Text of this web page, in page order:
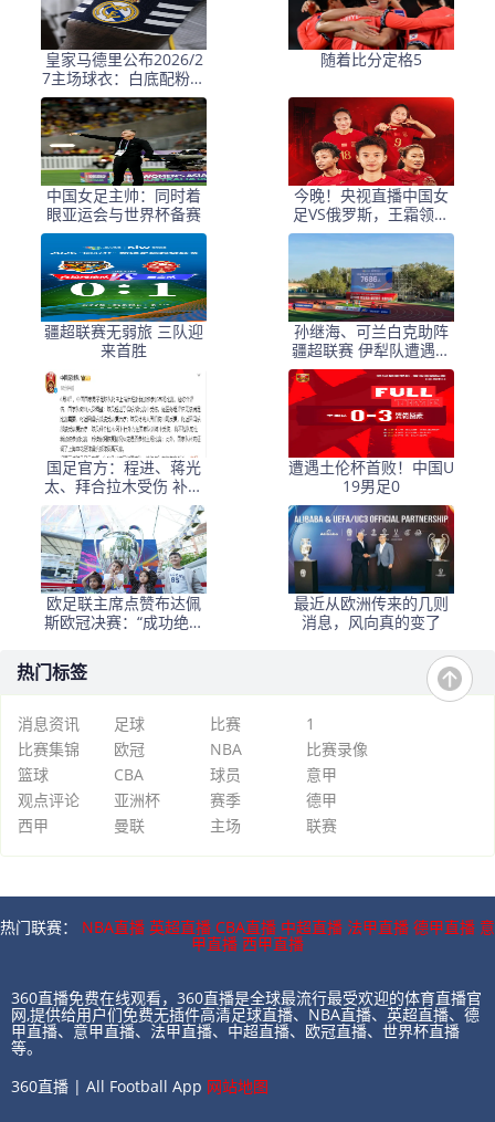
皇家马德里公布2026/2
7主场球衣：白底配粉与
深绿，桑巴·科纳特与邓
弗里斯转会传闻添热点
随着比分定格5
中国女足主帅：同时着
眼亚运会与世界杯备赛
今晚！央视直播中国女
足VS俄罗斯，王霜领衔
出战，古雅沙举办退役
仪式
疆超联赛无弱旅 三队迎
来首胜
孙继海、可兰白克助阵
疆超联赛 伊犁队遭遇世
界波绝平
国足官方：程进、蒋光
太、拜合拉木受伤 补招
遭遇土伦杯首败！中国U
19男足0
欧足联主席点赞布达佩
斯欧冠决赛：“成功绝非
最近从欧洲传来的几则
消息，风向真的变了
热门标签
消息资讯 足球 比赛
1
比赛集锦
欧冠 NBA
比赛录像
篮球
CBA 球员
意甲
观点评论
亚洲杯 赛季
德甲
西甲
曼联 主场 联赛
热门联赛： NBA直播 英超直播 CBA直播 中超直播 法甲直播 德甲直播 意
甲直播 西甲直播
360直播免费在线观看，360直播是全球最流行最受欢迎的体育直播官
网,提供给用户们免费无插件高清足球直播、NBA直播、英超直播、德
甲直播、意甲直播、法甲直播、中超直播、欧冠直播、世界杯直播
等。
360直播 | All Football App 网站地图